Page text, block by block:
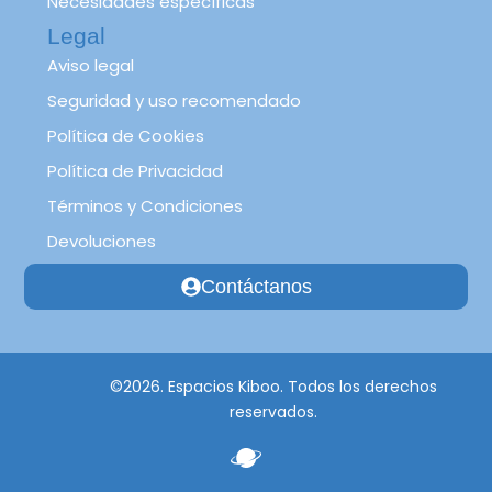
Legal
Aviso legal
Seguridad y uso recomendado
Política de Cookies
Política de Privacidad
Términos y Condiciones
Devoluciones
Contáctanos
©2026. Espacios Kiboo. Todos los derechos
reservados.